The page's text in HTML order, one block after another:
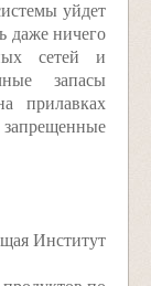
уйдет
даже ничего
сетей и
запасы
прилавках
Институт